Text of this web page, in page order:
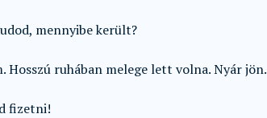
mennyibe került?
Hosszú ruhában melege lett volna. Nyár jön.
fizetni!